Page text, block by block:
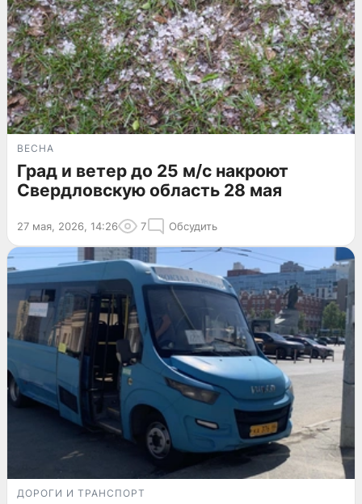
ВЕСНА
Град и ветер до 25 м/с накроют
Свердловскую область 28 мая
27 мая, 2026, 14:26 7 Обсудить
ДОРОГИ И ТРАНСПОРТ